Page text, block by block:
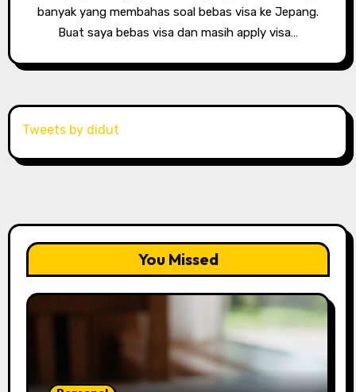
banyak yang membahas soal bebas visa ke Jepang.
Buat saya bebas visa dan masih apply visa…
Tweets by didut
You Missed